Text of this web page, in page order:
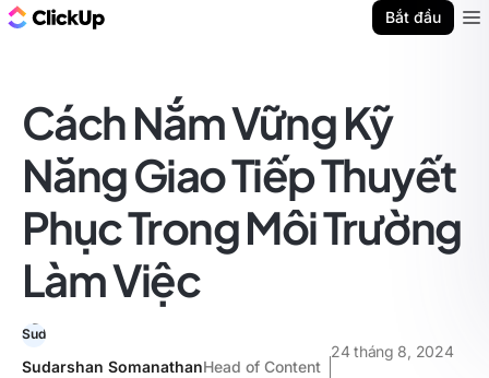
Bắt đầu
Cách Nắm Vững Kỹ
Năng Giao Tiếp Thuyết
Phục Trong Môi Trường
Làm Việc
Sudarshan SomanathanHead of Content
24 tháng 8, 2024